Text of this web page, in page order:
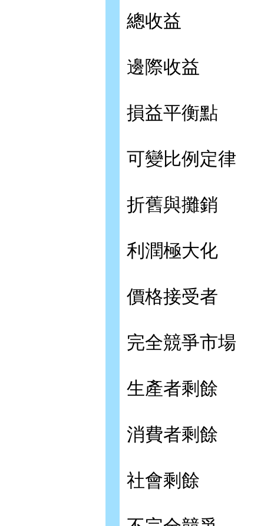
總收益
邊際收益
損益平衡點
可變比例定律
折舊與攤銷
利潤極大化
價格接受者
完全競爭市場
生產者剩餘
消費者剩餘
社會剩餘